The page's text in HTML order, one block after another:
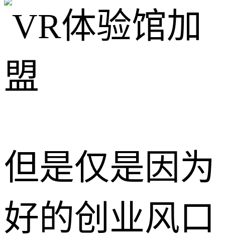
但是仅是因为
好的创业风口